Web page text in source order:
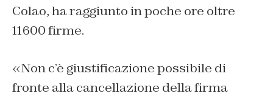
Colao, ha raggiunto in poche ore oltre
11600 firme.
«Non c’è giustificazione possibile di
fronte alla cancellazione della firma